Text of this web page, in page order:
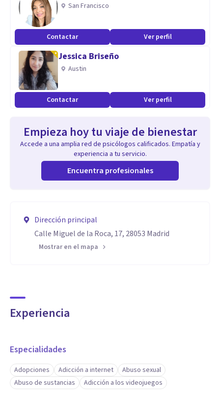
San Francisco
Contactar Ver perfil
Jessica Briseño
Austin
Contactar Ver perfil
Empieza hoy tu viaje de bienestar
Accede a una amplia red de psicólogos calificados. Empatía y
experiencia a tu servicio.
Encuentra profesionales
Dirección principal
Calle Miguel de la Roca, 17, 28053 Madrid
Mostrar en el mapa
Experiencia
Especialidades
Adopciones Adicción a internet
Abuso sexual
Abuso de sustancias
Adicción a los videojuegos